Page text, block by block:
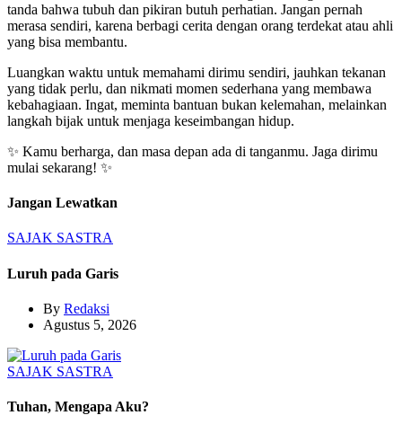
tanda bahwa tubuh dan pikiran butuh perhatian. Jangan pernah
merasa sendiri, karena berbagi cerita dengan orang terdekat atau ahli
yang bisa membantu.
Luangkan waktu untuk memahami dirimu sendiri, jauhkan tekanan
yang tidak perlu, dan nikmati momen sederhana yang membawa
kebahagiaan. Ingat, meminta bantuan bukan kelemahan, melainkan
langkah bijak untuk menjaga keseimbangan hidup.
✨ Kamu berharga, dan masa depan ada di tanganmu. Jaga dirimu
mulai sekarang! ✨
Jangan Lewatkan
SAJAK SASTRA
Luruh pada Garis
By Redaksi
Agustus 5, 2026
SAJAK SASTRA
Tuhan, Mengapa Aku?